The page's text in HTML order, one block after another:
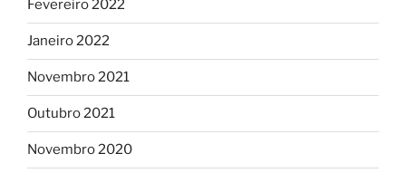
Fevereiro 2022
Janeiro 2022
Novembro 2021
Outubro 2021
Novembro 2020